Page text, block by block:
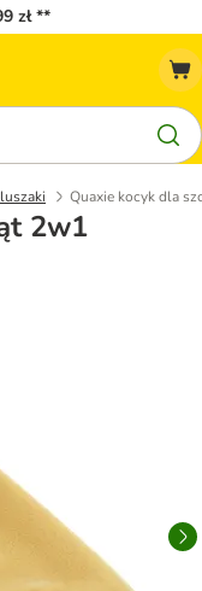
zł **
Quaxie kocyk dla
2w1